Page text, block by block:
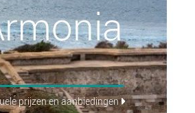
prijzen en aanbiedingen